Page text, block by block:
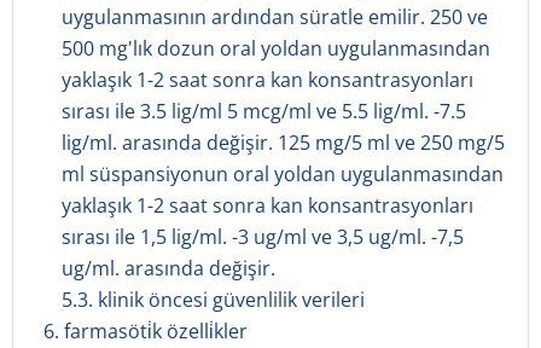
uygulanmasının ardından süratle emilir. 250 ve
500 mg'lık dozun oral yoldan uygulanmasından
yaklaşık 1-2 saat sonra kan konsantrasyonları
sırası ile 3.5 lig/ml 5 mcg/ml ve 5.5 lig/ml. -7.5
lig/ml. arasında değişir. 125 mg/5 ml ve 250 mg/5
ml süspansiyonun oral yoldan uygulanmasından
yaklaşık 1-2 saat sonra kan konsantrasyonları
sırası ile 1,5 lig/ml. -3 ug/ml ve 3,5 ug/ml. -7,5
ug/ml. arasında değişir.
5.3. klinik öncesi güvenlilik verileri
6. farmasöti̇k özelli̇kler